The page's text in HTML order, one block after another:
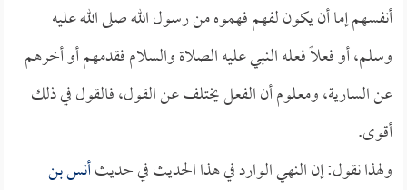
أنفسهم إما أن يكون لفهم فهموه من رسول الله صلى الله عليه
وسلم، أو فعلاً فعله النبي عليه الصلاة والسلام فقدمهم أو أخرهم
عن السارية، ومعلوم أن الفعل يختلف عن القول، فالقول في ذلك
أقوى.
ولهذا نقول: إن النهي الوارد في هذا الحديث في حديثأنس بن